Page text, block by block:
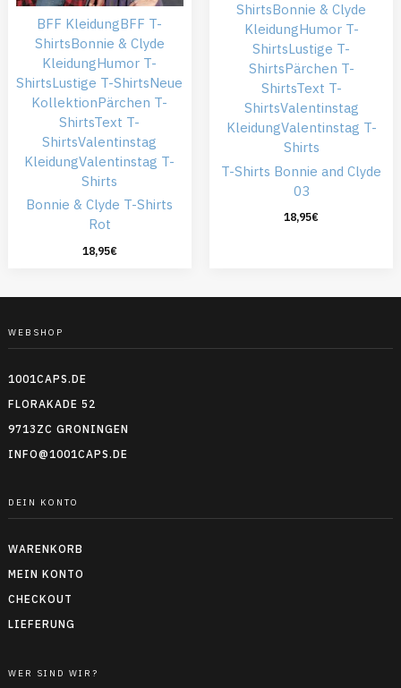
BFF KleidungBFF T-
ShirtsBonnie & Clyde
KleidungHumor T-
ShirtsLustige T-ShirtsNeue
KollektionPärchen T-
ShirtsText T-
ShirtsValentinstag
KleidungValentinstag T-
Shirts
Bonnie & Clyde T-Shirts
Rot
18,95€
ShirtsBonnie & Clyde
KleidungHumor T-
ShirtsLustige T-
ShirtsPärchen T-
ShirtsText T-
ShirtsValentinstag
KleidungValentinstag T-
Shirts
T-Shirts Bonnie and Clyde
03
18,95€
WEBSHOP
1001CAPS.DE
FLORAKADE 52
9713ZC GRONINGEN
INFO@1001CAPS.DE
DEIN KONTO
WARENKORB
MEIN KONTO
CHECKOUT
LIEFERUNG
WER SIND WIR?